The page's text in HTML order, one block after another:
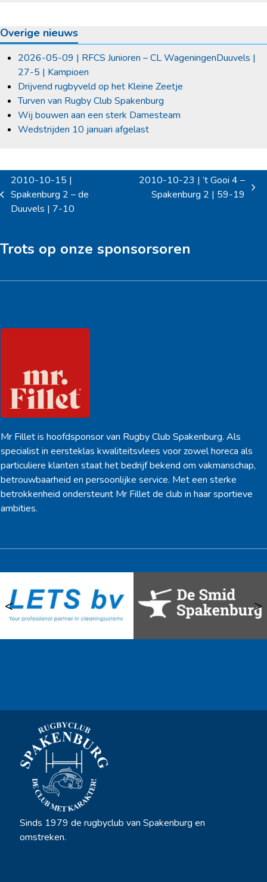
Overige nieuws
2026-05-09 | RFCS Junioren – CL WageningenDuuvels |
27-5 | Kampioen
Drijvend rugbyveld op het Kleine Zeetje
Turven van Rugby Club Spakenburg
Wij bouwen aan een sterk Damesteam
Wedstrijden 10 januari afgelast
previous
post:
2010-10-15 |
Spakenburg 2 – de
Duuvels | 7-10
next
2010-10-23 | ’t Gooi 4 –
Spakenburg 2 | 59-19
Trots op onze sponsorsoren
Mr Fillet is hoofdsponsor van Rugby Club Spakenburg. Als
specialist in eersteklas kwaliteitsvlees voor zowel horeca als
particuliere klanten staat het bedrijf bekend om vakmanschap,
betrouwbaarheid en persoonlijke service. Met een sterke
betrokkenheid ondersteunt Mr Fillet de club in haar sportieve
ambities.
< >
Sinds 1979 de rugbyclub van Spakenburg en
omstreken.